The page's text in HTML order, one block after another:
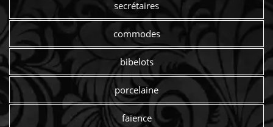
secrétaires
commodes
bibelots
porcelaine
faïence